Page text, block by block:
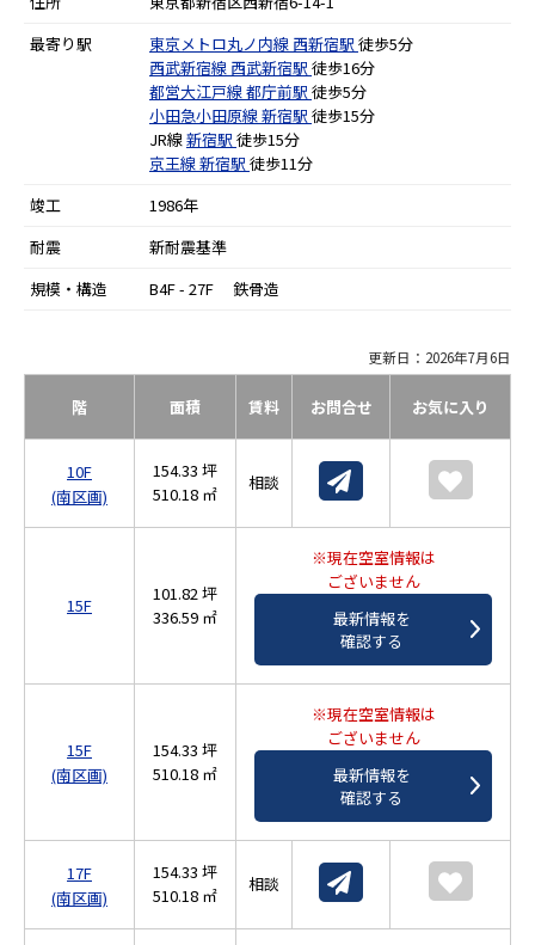
最寄り駅
東京メトロ丸ノ内線 西新宿駅 徒歩5分
西武新宿線 西武新宿駅 徒歩16分
都営大江戸線都庁前駅 徒歩5分
小田急小田原線新宿駅 徒歩15分
JR線新宿駅 徒歩15分
京王線新宿駅 徒歩11分
竣工
1986年
耐震
新耐震基準
規模・構造
B4F - 27F 鉄骨造
更新日：2026年7月6日
階 面積 賃料 お問合せ お気に入り
10F
(南区画)
154.33 坪
510.18 ㎡
相談
15F
101.82 坪
336.59 ㎡
※現在空室情報は
ございません
最新情報を
確認する
15F
(南区画)
154.33 坪
510.18 ㎡
※現在空室情報は
ございません
最新情報を
確認する
17F
(南区画)
154.33 坪
510.18 ㎡
相談